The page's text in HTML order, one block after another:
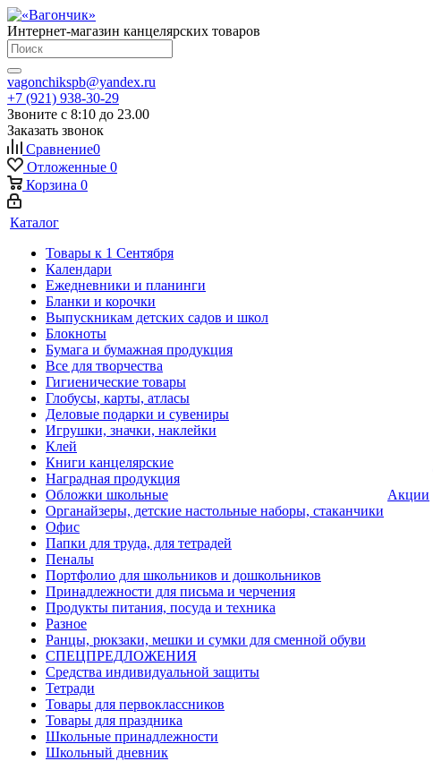
Интернет-магазин канцелярских товаров
vagonchikspb@yandex.ru
+7 (921) 938-30-29
Звоните с 8:10 до 23.00
Заказать звонок
Сравнение0
Отложенные 0
Корзина 0
Каталог
Товары к 1 Сентября
Календари
Ежедневники и планинги
Бланки и корочки
Выпускникам детских садов и школ
Блокноты
Бумага и бумажная продукция
Все для творчества
Гигиенические товары
Глобусы, карты, атласы
Деловые подарки и сувениры
Игрушки, значки, наклейки
Клей
Книги канцелярские
Наградная продукция
Обложки школьные
Органайзеры, детские настольные наборы, стаканчики
Офис
Папки для труда, для тетрадей
Пеналы
Портфолио для школьников и дошкольников
Принадлежности для письма и черчения
Продукты питания, посуда и техника
Разное
Ранцы, рюкзаки, мешки и сумки для сменной обуви
СПЕЦПРЕДЛОЖЕНИЯ
Средства индивидуальной защиты
Тетради
Товары для первоклассников
Товары для праздника
Школьные принадлежности
Школьный дневник
Акции